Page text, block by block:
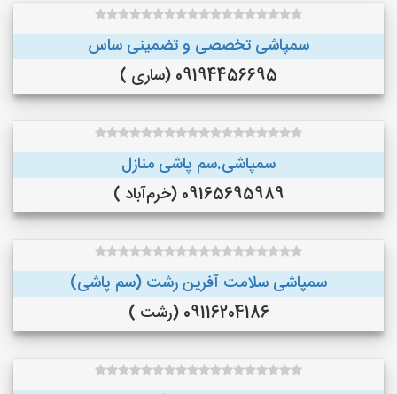
سمپاشی تخصصی و تضمینی ساس
09194456695 (ساری )
سمپاشی.سم پاشی منازل
09165695989 (خرم‌آباد )
سمپاشی سلامت آفرین رشت (سم پاشی)
09116204186 (رشت )